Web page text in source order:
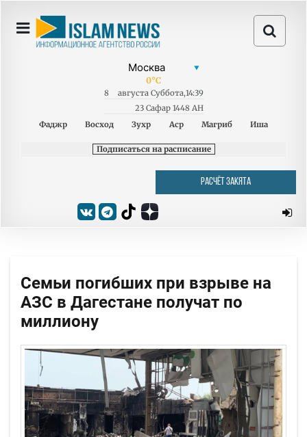
0°C
8 августа Суббота,14:39
23 Сафар 1448 AH
Фаджр
Восход Зухр Аср Магриб Иша
Подписаться на расписание
РАСЧЁТ ЗАКЯТА
Семьи погибших при взрыве на
АЗС в Дагестане получат по
миллиону